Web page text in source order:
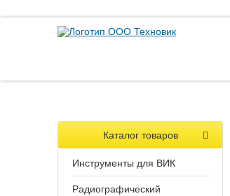
Каталог товаров
Инструменты для ВИК
Радиографический